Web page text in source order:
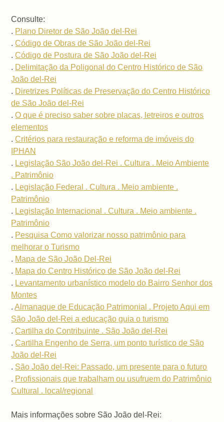
Consulte:
. Plano Diretor de São João del-Rei
.Código de Obras de São João del-Rei
.Código de Postura de São João del-Rei
. Delimitação da Poligonal do Centro Histórico de São
João del-Rei
. Diretrizes Políticas de Preservação do Centro Histórico
de São João del-Rei
.O que é preciso saber sobre placas, letreiros e outros
elementos
.Critérios para restauração e reforma de imóveis do
IPHAN
. Legislação São João del-Rei . Cultura . Meio Ambiente
. Patrimônio
. Legislação Federal . Cultura . Meio ambiente .
Patrimônio
. Legislação Internacional . Cultura . Meio ambiente .
Patrimônio
. Pesquisa Como valorizar nosso patrimônio para
melhorar o Turismo
. Mapa de São João Del-Rei
. Mapa do Centro Histórico de São João del-Rei
. Levantamento urbanístico modelo do Bairro Senhor dos
Montes
.Almanaque de Educação Patrimonial . Projeto Aqui em
São João del-Rei a educação guia o turismo
.Cartilha do Contribuinte . São João del-Rei
.Cartilha Engenho de Serra, um ponto turístico de São
João del-Rei
. São João del-Rei: Passado, um presente para o futuro
. Profissionais que trabalham ou usufruem do Patrimônio
Cultural . local/regional
Mais informações sobre São João del-Rei: